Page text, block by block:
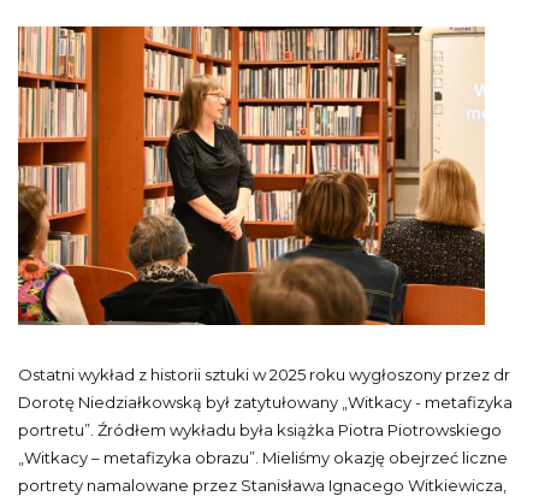
Ostatni wykład z historii sztuki w 2025 roku wygłoszony przez dr
Dorotę Niedziałkowską był zatytułowany „Witkacy - metafizyka
portretu”. Źródłem wykładu była książka Piotra Piotrowskiego
„Witkacy – metafizyka obrazu”. Mieliśmy okazję obejrzeć liczne
portrety namalowane przez Stanisława Ignacego Witkiewicza,